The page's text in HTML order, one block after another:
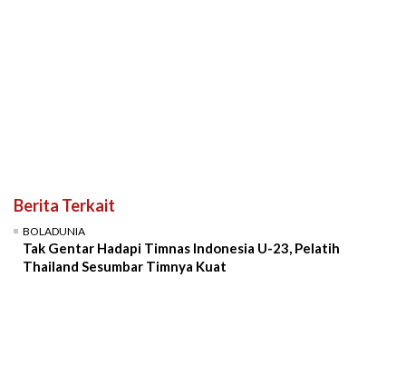
Berita Terkait
BOLADUNIA
Tak Gentar Hadapi Timnas Indonesia U-23, Pelatih
Thailand Sesumbar Timnya Kuat